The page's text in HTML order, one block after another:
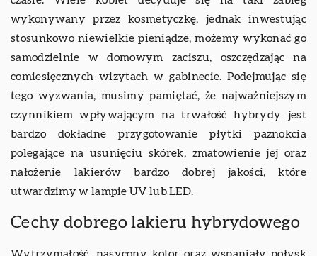
wykonywany przez kosmetyczkę, jednak inwestując
stosunkowo niewielkie pieniądze, możemy wykonać go
samodzielnie w domowym zaciszu, oszczędzając na
comiesięcznych wizytach w gabinecie. Podejmując się
tego wyzwania, musimy pamiętać, że najważniejszym
czynnikiem wpływającym na trwałość hybrydy jest
bardzo dokładne przygotowanie płytki paznokcia
polegające na usunięciu skórek, zmatowienie jej oraz
nałożenie lakierów bardzo dobrej jakości, które
utwardzimy w lampie UV lub LED.
Cechy dobrego lakieru hybrydowego